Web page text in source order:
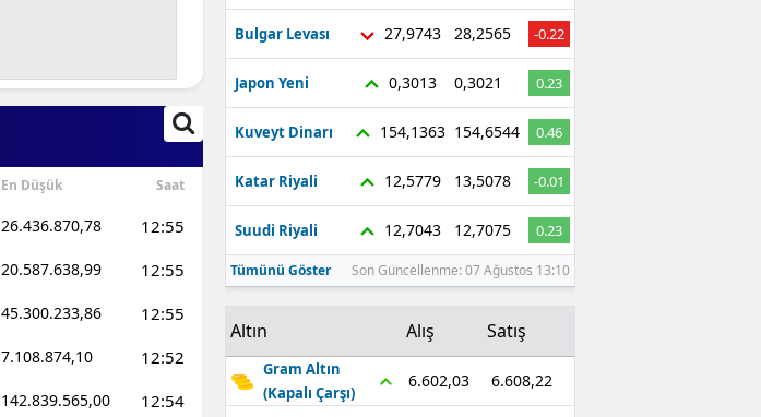
En Düşük Saat
26.436.870,78 12:55
20.587.638,99 12:55
45.300.233,86 12:55
7.108.874,10 12:52
142.839.565,00 12:54
Bulgar Levası 27,9743 28,2565 -0.22
Japon Yeni 0,3013 0,3021 0.23
Kuveyt Dinarı 154,1363 154,6544 0.46
Katar Riyali 12,5779 13,5078 -0.01
Suudi Riyali 12,7043 12,7075 0.23
Tümünü Göster Son Güncellenme: 07 Ağustos 13:10
Altın Alış Satış
Gram Altın
(Kapalı Çarşı)
6.602,03 6.608,22